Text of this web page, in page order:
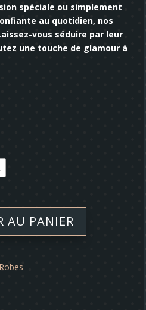
spéciale ou simplement
au quotidien, nos
vous séduire par leur
une touche de glamour à
AU PANIER